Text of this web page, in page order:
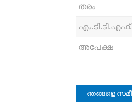
തരം
എം.ടി.ടി.എഫ്.
അപേക്ഷ
ഞങ്ങളെ